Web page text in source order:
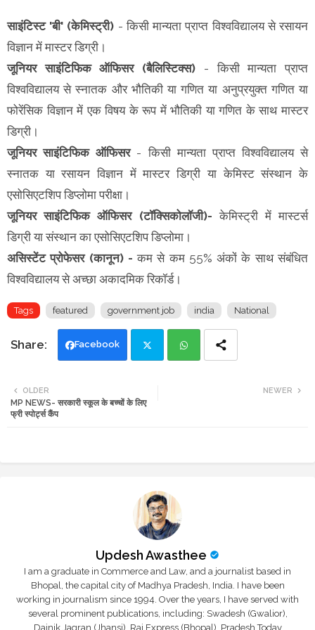
साइंटिस्ट 'बी' (केमिस्ट्री) - किसी मान्यता प्राप्त विश्वविद्यालय से रसायन
विज्ञान में मास्टर डिग्री।
जूनियर साइंटिफिक ऑफिसर (बैलिस्टिक्स) - किसी मान्यता प्राप्त
विश्वविद्यालय से स्नातक और भौतिकी या गणित या अनुप्रयुक्त गणित या
फोरेंसिक विज्ञान में एक विषय के रूप में भौतिकी या गणित के साथ मास्टर
डिग्री।
जूनियर साइंटिफिक ऑफिसर- किसी मान्यता प्राप्त विश्वविद्यालय से
स्नातक या रसायन विज्ञान में मास्टर डिग्री या केमिस्ट संस्थान के
एसोसिएटशिप डिप्लोमा परीक्षा।
जूनियर साइंटिफिक ऑफिसर (टॉक्सिकोलॉजी)- केमिस्ट्री में मास्टर्स
डिग्री या संस्थान का एसोसिएटशिप डिप्लोमा।
असिस्टेंट प्रोफेसर (कानून) - कम से कम 55% अंकों के साथ संबंधित
विश्वविद्यालय से अच्छा अकादमिक रिकॉर्ड।
Tags featured government job india National
Facebook
tte
NEWER
OLDER
MP NEWS- सरकारी स्कूल के बच्चों के लिए
फ्री स्पोर्ट्स कैंप
Updesh Awasthee
I am a graduate in Commerce and Law, and a journalist based in
Bhopal, the capital city of Madhya Pradesh, India. I have been
working in journalism since 1994. Over the years, I have served with
several prominent publications, including: Swadesh (Gwalior),
Dainik Jagran (Jhansi), Raj Express (Bhopal), Pradesh Today